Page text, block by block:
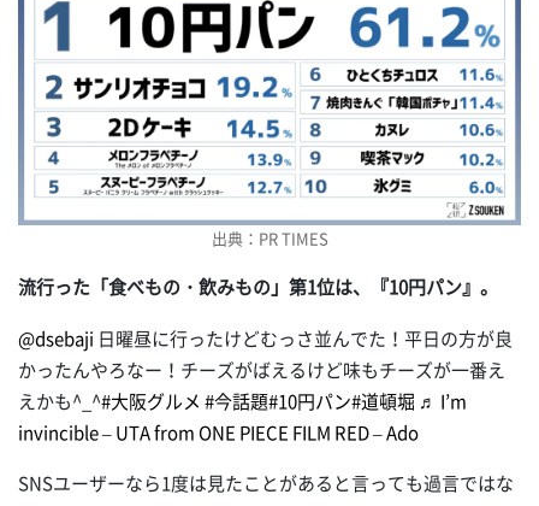
出典：PR TIMES
流行った「食べもの・飲みもの」第1位は、『10円パン』。
@dsebaji 日曜昼に行ったけどむっさ並んでた！平日の方が良
かったんやろなー！チーズがばえるけど味もチーズが一番え
えかも^_^#大阪グルメ #今話題#10円パン#道頓堀 ♬ I’m
invincible – UTA from ONE PIECE FILM RED – Ado
SNSユーザーなら1度は見たことがあると言っても過言ではな